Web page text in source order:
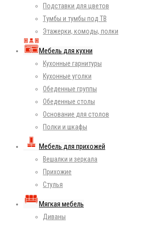
Подставки для цветов
Тумбы и тумбы под ТВ
Этажерки, комоды, полки
Мебель для кухни
Кухонные гарнитуры
Кухонные уголки
Обеденные группы
Обеденные столы
Основание для столов
Полки и шкафы
Мебель для прихожей
Вешалки и зеркала
Прихожие
Стулья
Мягкая мебель
Диваны